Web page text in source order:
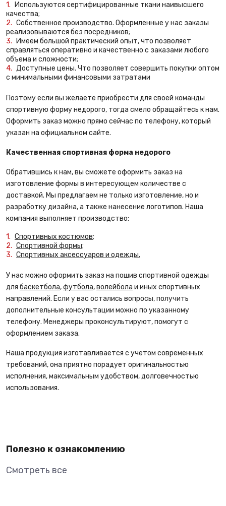
Используются сертифицированные ткани наивысшего
качества;
Собственное производство. Оформленные у нас заказы
реализовываются без посредников;
Имеем большой практический опыт, что позволяет
справляться оперативно и качественно с заказами любого
объема и сложности;
Доступные цены. Что позволяет совершить покупки оптом
с минимальными финансовыми затратами
Поэтому если вы желаете приобрести для своей команды
спортивную форму недорого, тогда смело обращайтесь к нам.
Оформить заказ можно прямо сейчас по телефону, который
указан на официальном сайте.
Качественная спортивная форма недорого
Обратившись к нам, вы сможете оформить заказ на
изготовление формы в интересующем количестве с
доставкой. Мы предлагаем не только изготовление, но и
разработку дизайна, а также нанесение логотипов. Наша
компания выполняет производство:
Спортивных костюмов;
Спортивной формы;
Спортивных аксессуаров и одежды.
У нас можно оформить заказ на пошив спортивной одежды
для баскетбола,футбола,волейбола и иных спортивных
направлений. Если у вас остались вопросы, получить
дополнительные консультации можно по указанному
телефону. Менеджеры проконсультируют, помогут с
оформлением заказа.
Наша продукция изготавливается с учетом современных
требований, она приятно порадует оригинальностью
исполнения, максимальным удобством, долговечностью
использования.
Полезно к ознакомлению
Смотреть все